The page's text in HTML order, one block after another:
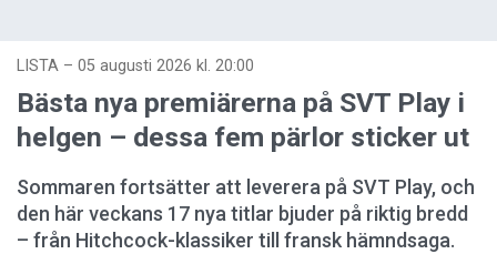
LISTA – 05 augusti 2026 kl. 20:00
Bästa nya premiärerna på SVT Play i
helgen – dessa fem pärlor sticker ut
Sommaren fortsätter att leverera på SVT Play, och
den här veckans 17 nya titlar bjuder på riktig bredd
– från Hitchcock-klassiker till fransk hämndsaga.